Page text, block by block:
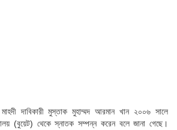
দাবিকারী মুস্তাক মুহাম্মদ আরমান খান ২০০৬ সালে
(বুয়েট) থেকে স্নাতক সম্পন্ন করেন বলে জানা গেছে।